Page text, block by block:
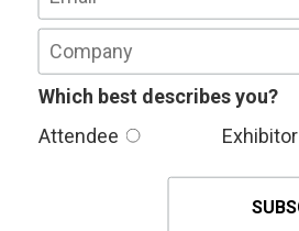
limitent pas au lieu de
à une vaste gamme
la région du Grand
programme
les membres de
Qu’il s’agisse de bien-
quelque chose pour
pair avec la nôtre.
Which best describes you?
Attendee
Exhibitor